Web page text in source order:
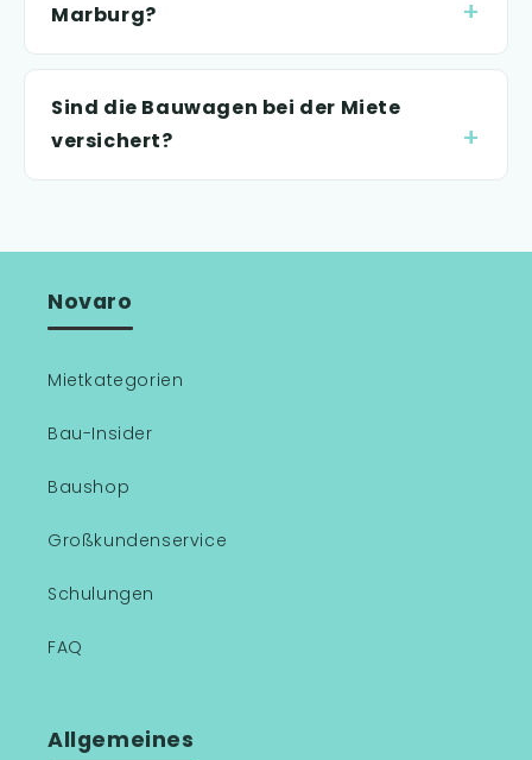
Marburg?
Sind die Bauwagen bei der Miete
versichert?
Novaro
Mietkategorien
Bau-Insider
Baushop
Großkundenservice
Schulungen
FAQ
Allgemeines